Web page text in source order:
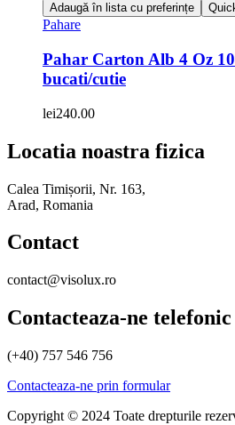
Adaugă în lista cu preferințe
Pahare
Pahar Carton Alb 4 Oz
bucati/cutie
lei240.00
Locatia noastra fizica
Calea Timișorii, Nr. 163,
Arad, Romania
Contact
contact@visolux.ro
Contacteaza-ne telefonic
(+40) 757 546 756
Contacteaza-ne prin formular
Copyright © 2024 Toate drepturile